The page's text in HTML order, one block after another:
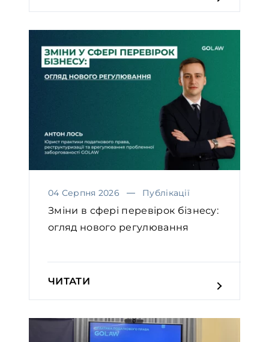
04 Серпня 2026 Публікації
Зміни в сфері перевірок бізнесу:
огляд нового регулювання
ЧИТАТИ